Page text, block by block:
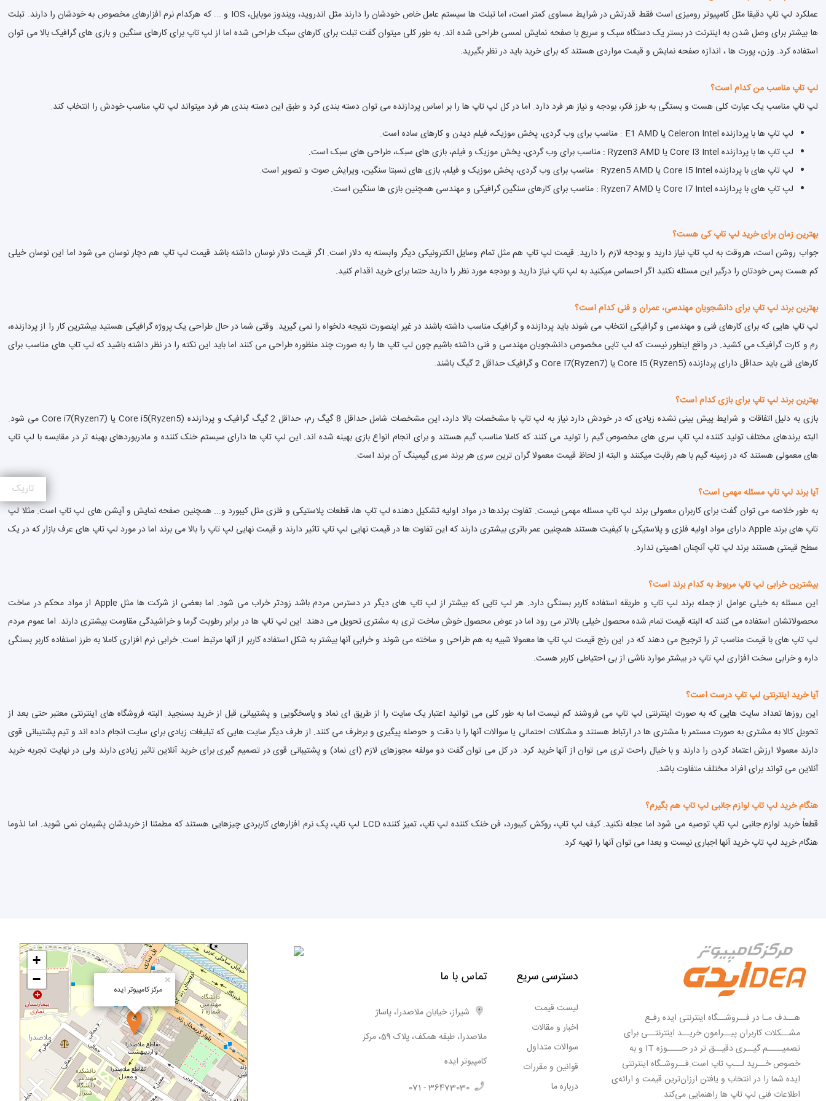
لوازم جانبی لپ تاپ
عملکرد لپ تاپ دقیقا مثل کامپیوتر رومیزی است فقط قدرتش در شرایط مساوی کمتر است، اما تبلت ها سیستم عامل خاص خودشان را دارند مثل اندروید، ویندوز موبایل، IOS و ... که هرکدام نرم افزارهای مخصوص به خودشان را دارند. تبلت
ها بیشتر برای وصل شدن به اینترنت در بستر یک دستگاه سبک و سریع با صفحه نمایش لمسی طراحی شده اند. به طور کلی میتوان گفت تبلت برای کارهای سبک طراحی شده اما از لپ تاپ برای کارهای سنگین و بازی های گرافیک بالا می توان
استفاده کرد. وزن، پورت ها ، اندازه صفحه نمایش و قیمت مواردی هستند که برای خرید باید در نظر بگیرید.
لپ تاپ مناسب من کدام است؟
لپ تاپ مناسب یک عبارت کلی هست و بستگی به طرز فکر، بودجه و نیاز هر فرد دارد. اما در کل لپ تاپ ها را بر اساس پردازنده می توان دسته بندی کرد و طبق این دسته بندی هر فرد میتواند لپ تاپ مناسب خودش را انتخاب کند.
لپ تاپ ها با پردازنده Celeron Intel یا E1 AMD : مناسب برای وب گردی، پخش موزیک، فیلم دیدن و کارهای ساده است.
لپ تاپ ها با پردازنده Core I3 Intel یا Ryzen3 AMD : مناسب برای وب گردی، پخش موزیک و فیلم، بازی های سبک، طراحی های سبک است.
لپ تاپ های با پردازنده Core I5 Intel یا Ryzen5 AMD : مناسب برای وب گردی، پخش موزیک و فیلم، بازی های نسبتا سنگین، ویرایش صوت و تصویر است.
لپ تاپ های با پردازنده Core I7 Intel یا Ryzen7 AMD : مناسب برای کارهای سنگین گرافیکی و مهندسی همچنین بازی ها سنگین است.
بهترین زمان برای خرید لپ تاپ کی هست؟
جواب روشن است، هروقت به لپ تاپ نیاز دارید و بودجه لازم را دارید. قیمت لپ تاپ هم مثل تمام وسایل الکترونیکی دیگر وابسته به دلار است. اگر قیمت دلار نوسان داشته باشد قیمت لپ تاپ هم دچار نوسان می شود اما این نوسان خیلی
کم هست پس خودتان را درگیر این مسئله نکنید اگر احساس میکنید به لپ تاپ نیاز دارید و بودجه مورد نظر را دارید حتما برای خرید اقدام کنید.
بهترین برند لپ تاپ برای دانشجویان مهندسی، عمران و فنی کدام است؟
لپ تاپ هایی که برای کارهای فنی و مهندسی و گرافیکی انتخاب می شوند باید پردازنده و گرافیک مناسب داشته باشند در غیر اینصورت نتیجه دلخواه را نمی گیرید. وقتی شما در حال طراحی یک پروژه گرافیکی هستید بیشترین کار را از پردازنده،
رم و کارت گرافیک می کشید. در واقع اینطور نیست که لپ تاپی مخصوص دانشجویان مهندسی و فنی داشته باشیم چون لپ تاپ ها را به صورت چند منظوره طراحی می کنند اما باید این نکته را در نظر داشته باشید که لپ تاپ های مناسب برای
کارهای فنی باید حداقل دارای پردازنده Core I5 (Ryzen5) یا Core I7(Ryzen7) و گرافیک حداقل 2 گیگ باشند.
بهترین برند لپ تاپ برای بازی کدام است؟
بازی به دلیل اتفاقات و شرایط پیش بینی نشده زیادی که در خودش دارد نیاز به لپ تاپ با مشخصات بالا دارد، این مشخصات شامل حداقل 8 گیگ رم، حداقل 2 گیگ گرافیک و پردازنده Core i5(Ryzen5) یا Core i7(Ryzen7) می شود.
البته برندهای مختلف تولید کننده لپ تاپ سری های مخصوص گیم را تولید می کنند که کاملا مناسب گیم هستند و برای انجام انواع بازی بهینه شده اند. این لپ تاپ ها دارای سیستم خنک کننده و مادربوردهای بهینه تر در مقایسه با لپ تاپ
های معمولی هستند که در زمینه گیم با هم رقابت میکنند و البته از لحاظ قیمت معمولا گران ترین سری هر برند سری گیمینگ آن برند است.
آیا برند لپ تاپ مسئله مهمی است؟
به طور خلاصه می توان گفت برای کاربران معمولی برند لپ تاپ مسئله مهمی نیست. تفاوت برندها در مواد اولیه تشکیل دهنده لپ تاپ ها، قطعات پلاستیکی و فلزی مثل کیبورد و... همچنین صفحه نمایش و آپشن های لپ تاپ است. مثلا لپ
تاپ های برند Apple دارای مواد اولیه فلزی و پلاستیکی با کیفیت هستند همچنین عمر باتری بیشتری دارند که این تفاوت ها در قیمت نهایی لپ تاپ تاثیر دارند و قیمت نهایی لپ تاپ را بالا می برند اما در مورد لپ تاپ های عرف بازار که در یک
سطح قیمتی هستند برند لپ تاپ آنچنان اهمیتی ندارد.
بیشترین خرابی لپ تاپ مربوط به کدام برند است؟
این مسئله به خیلی عوامل از جمله برند لپ تاپ و طریقه استفاده کاربر بستگی دارد. هر لپ تاپی که بیشتر از لپ تاپ های دیگر در دسترس مردم باشد زودتر خراب می شود. اما بعضی از شرکت ها مثل Apple از مواد محکم در ساخت
محصولاتشان استفاده می کنند که البته قیمت تمام شده محصول خیلی بالاتر می رود اما در عوض محصول خوش ساخت تری به مشتری تحویل می دهند. این لپ تاپ ها در برابر رطوبت گرما و خراشیدگی مقاومت بیشتری دارند. اما عموم مردم
لپ تاپ های با قیمت مناسب تر را ترجیح می دهند که در این رنج قیمت لپ تاپ ها معمولا شبیه به هم طراحی و ساخته می شوند و خرابی آنها بیشتر به شکل استفاده کاربر از آنها مرتبط است. خرابی نرم افزاری کاملا به طرز استفاده کاربر بستگی
داره و خرابی سخت افزاری لپ تاپ در بیشتر موارد ناشی از بی احتیاطی کاربر هست.
آیا خرید اینترنتی لپ تاپ درست است؟
این روزها تعداد سایت هایی که به صورت اینترنتی لپ تاپ می فروشند کم نیست اما به طور کلی می توانید اعتبار یک سایت را از طریق ای نماد و پاسخگویی و پشتیبانی قبل از خرید بسنجید. البته فروشگاه های اینترنتی معتبر حتی بعد از
تحویل کالا به مشتری به صورت مستمر با مشتری ها در ارتباط هستند و مشکلات احتمالی یا سوالات آنها را با دقت و حوصله پیگیری و برطرف می کنند. از طرف دیگر سایت هایی که تبلیغات زیادی برای سایت انجام داده اند و تیم پشتیبانی قوی
دارند معمولا ارزش اعتماد کردن را دارند و با خیال راحت تری می توان از آنها خرید کرد. در کل می توان گفت دو مولفه مجوزهای لازم (ای نماد) و پشتیبانی قوی در تصمیم گیری برای خرید آنلاین تاثیر زیادی دارند ولی در نهایت تجربه خرید
آنلاین می تواند برای افراد مختلف متفاوت باشد.
هنگام خرید لپ تاپ لوازم جانبی لپ تاپ هم بگیرم؟
قطعاً خرید لوازم جانبی لپ تاپ توصیه می شود اما عجله نکنید. کیف لپ تاپ، روکش کیبورد، فن خنک کننده لپ تاپ، تمیز کننده LCD لپ تاپ، پک نرم افزارهای کاربردی چیزهایی هستند که مطمئنا از خریدشان پشیمان نمی شوید. اما لذوما
هنگام خرید لپ تاپ خرید آنها اجباری نیست و بعدا می توان آنها را تهیه کرد.
هــدف مـا در فــروشــگاه اینترنتی ایده رفـع
مشــکلات کاربران پیــرامون خریــد اینترنتــی برای
تصمیــــم گیــری دقیــق تر در حــــوزه IT و به
خصوص خــرید لــپ تاپ است.فــروشـگاه اینترنتی
ایده شما را در انتخاب و یافتن ارزان‌ترین قیمت و ارائه‌ی
اطلاعات فنی لپ تاپ ها راهنمایی می‌کند.
دسترسی سریع
لیست قیمت
اخبار و مقالات
سوالات متداول
قوانین و مقررات
درباره ما
تماس با ما
شیراز، خیابان ملاصدرا، پاساژ
ملاصدرا، طبقه همکف، پلاک 59، مرکز
کامپیوتر ایده
071 - 36473030
مرکز کامپیوتر ایده
×
+
−
تاریک